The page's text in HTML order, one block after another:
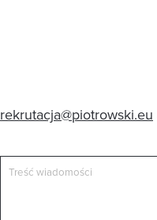
rekrutacja@piotrowski.eu